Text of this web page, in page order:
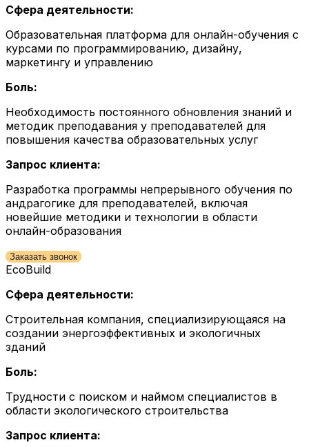
Сфера деятельности:
Образовательная платформа для онлайн-обучения с
курсами по программированию, дизайну,
маркетингу и управлению
Боль:
Необходимость постоянного обновления знаний и
методик преподавания у преподавателей для
повышения качества образовательных услуг
Запрос клиента:
Разработка программы непрерывного обучения по
андрагогике для преподавателей, включая
новейшие методики и технологии в области
онлайн-образования
Заказать звонок
EcoBuild
Сфера деятельности:
Строительная компания, специализирующаяся на
создании энергоэффективных и экологичных
зданий
Боль:
Трудности с поиском и наймом специалистов в
области экологического строительства
Запрос клиента: